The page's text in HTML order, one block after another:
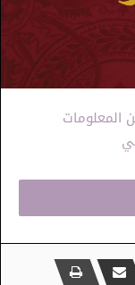
المعلومات